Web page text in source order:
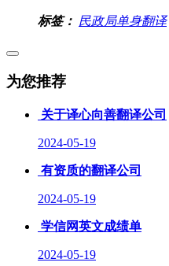
标签： 民政局单身翻译
为您推荐
关于译心向善翻译公司
2024-05-19
有资质的翻译公司
2024-05-19
学信网英文成绩单
2024-05-19